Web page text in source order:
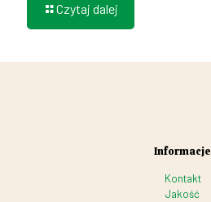
Czytaj dalej
Informacje
Kontakt
Jakość